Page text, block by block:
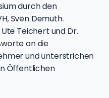
durch den
Sven Demuth.
Teichert und Dr.
an die
und unterstrichen
Öffentlichen